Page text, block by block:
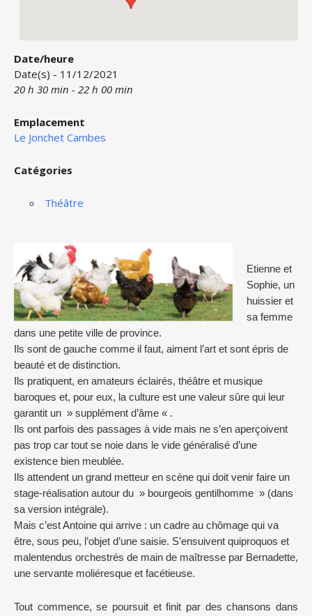
Date/heure
Date(s) - 11/12/2021
20 h 30 min - 22 h 00 min
Emplacement
Le Jonchet Cambes
Catégories
Théâtre
Etienne et
Sophie, un
huissier et
sa femme
dans une petite ville de province.
Ils sont de gauche comme il faut, aiment l’art et sont épris de
beauté et de distinction.
Ils pratiquent, en amateurs éclairés, théâtre et musique
baroques et, pour eux, la culture est une valeur sûre qui leur
garantit un » supplément d’âme « .
Ils ont parfois des passages à vide mais ne s’en aperçoivent
pas trop car tout se noie dans le vide généralisé d’une
existence bien meublée.
Ils attendent un grand metteur en scène qui doit venir faire un
stage-réalisation autour du » bourgeois gentilhomme » (dans
sa version intégrale).
Mais c’est Antoine qui arrive : un cadre au chômage qui va
être, sous peu, l’objet d’une saisie. S’ensuivent quiproquos et
malentendus orchestrés de main de maîtresse par Bernadette,
une servante moliéresque et facétieuse.
Tout commence, se poursuit et finit par des chansons dans